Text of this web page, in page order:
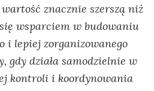
znacznie szerszą niż
wsparciem w budowaniu
i lepiej zorganizowanego
gdy działa samodzielnie w
kontroli i koordynowania